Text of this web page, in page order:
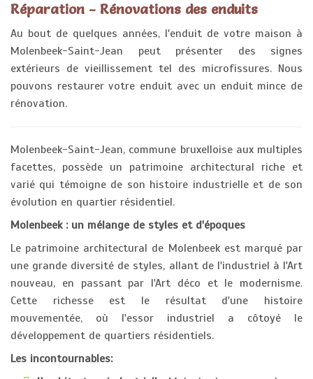
Réparation - Rénovations des enduits
Au bout de quelques années, l'enduit de votre maison à
Molenbeek-Saint-Jean peut présenter des signes
extérieurs de vieillissement tel des microfissures. Nous
pouvons restaurer votre enduit avec un enduit mince de
rénovation.
Molenbeek-Saint-Jean, commune bruxelloise aux multiples
facettes, possède un patrimoine architectural riche et
varié qui témoigne de son histoire industrielle et de son
évolution en quartier résidentiel.
Molenbeek : un mélange de styles et d'époques
Le patrimoine architectural de Molenbeek est marqué par
une grande diversité de styles, allant de l'industriel à l'Art
nouveau, en passant par l'Art déco et le modernisme.
Cette richesse est le résultat d'une histoire
mouvementée, où l'essor industriel a côtoyé le
développement de quartiers résidentiels.
Les incontournables: